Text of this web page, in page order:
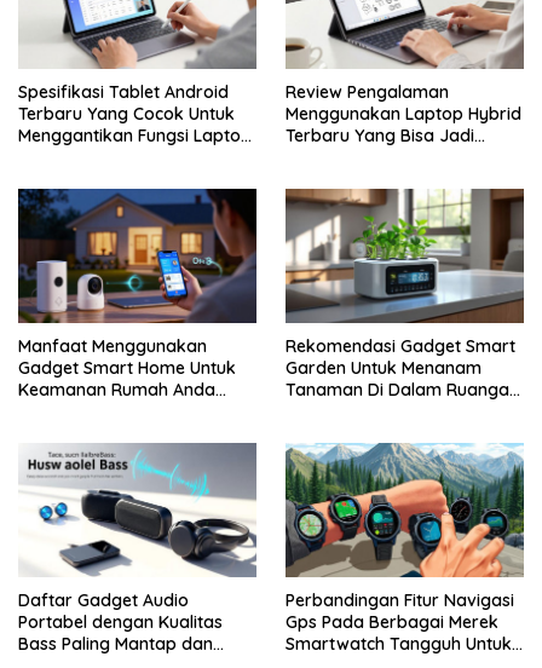
Spesifikasi Tablet Android
Terbaru Yang Cocok Untuk
Menggantikan Fungsi Laptop
Review Pengalaman
Menggunakan Laptop Hybrid
Terbaru Yang Bisa Jadi
Manfaat Menggunakan
Gadget Smart Home Untuk
Keamanan Rumah Anda
Rekomendasi Gadget Smart
Garden Untuk Menanam
Tanaman Di Dalam Ruangan
Daftar Gadget Audio
Portabel dengan Kualitas
Bass Paling Mantap dan
Perbandingan Fitur Navigasi
Gps Pada Berbagai Merek
Smartwatch Tangguh Untuk